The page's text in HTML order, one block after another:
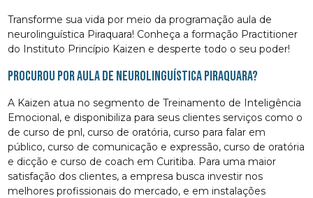
Transforme sua vida por meio da programação aula de
neurolinguística Piraquara! Conheça a formação Practitioner
do Instituto Princípio Kaizen e desperte todo o seu poder!
Procurou por aula de neurolinguística Piraquara?
A Kaizen atua no segmento de Treinamento de Inteligência
Emocional, e disponibiliza para seus clientes serviços como o
de curso de pnl, curso de oratória, curso para falar em
público, curso de comunicação e expressão, curso de oratória
e dicção e curso de coach em Curitiba. Para uma maior
satisfação dos clientes, a empresa busca investir nos
melhores profissionais do mercado, e em instalações